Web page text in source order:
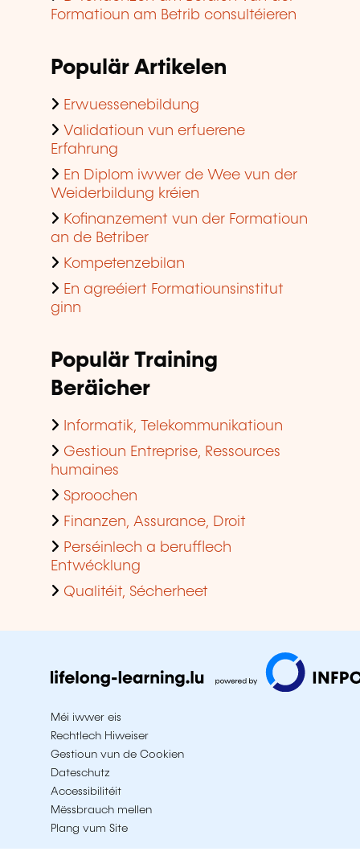
Formatioun am Betrib consultéieren
Populär Artikelen
Erwuessenebildung
Validatioun vun erfuerene
Erfahrung
En Diplom iwwer de Wee vun der
Weiderbildung kréien
Kofinanzement vun der Formatioun
an de Betriber
Kompetenzebilan
En agreéiert Formatiounsinstitut
ginn
Populär Training
Beräicher
Informatik, Telekommunikatioun
Gestioun Entreprise, Ressources
humaines
Sproochen
Finanzen, Assurance, Droit
Perséinlech a berufflech
Entwécklung
Qualitéit, Sécherheet
Méi iwwer eis
Rechtlech Hiweiser
Gestioun vun de Cookien
Dateschutz
Accessibilitéit
Mëssbrauch mellen
Plang vum Site